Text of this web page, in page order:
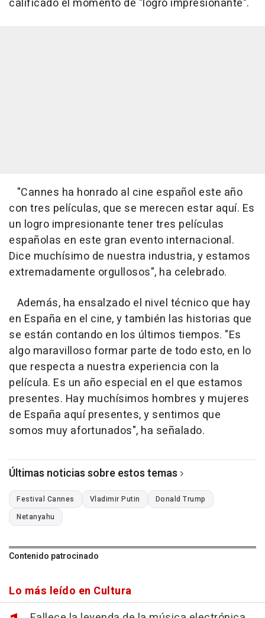
calificado el momento de "logro impresionante".
"Cannes ha honrado al cine español este año
con tres películas, que se merecen estar aquí. Es
un logro impresionante tener tres películas
españolas en este gran evento internacional.
Dice muchísimo de nuestra industria, y estamos
extremadamente orgullosos", ha celebrado.
Además, ha ensalzado el nivel técnico que hay
en España en el cine, y también las historias que
se están contando en los últimos tiempos. "Es
algo maravilloso formar parte de todo esto, en lo
que respecta a nuestra experiencia con la
película. Es un año especial en el que estamos
presentes. Hay muchísimos hombres y mujeres
de España aquí presentes, y sentimos que
somos muy afortunados", ha señalado.
Últimas noticias sobre estos temas
Festival Cannes Vladimir Putin
Donald Trump
Netanyahu
Contenido patrocinado
Lo más leído en Cultura